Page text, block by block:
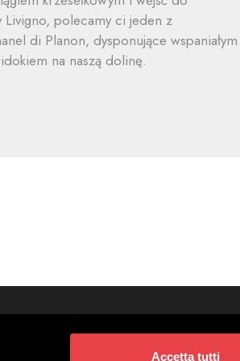
Accetta tutti
polecamy ci jeden z
di Planon, dysponujące wspaniałym
na naszą dolinę.